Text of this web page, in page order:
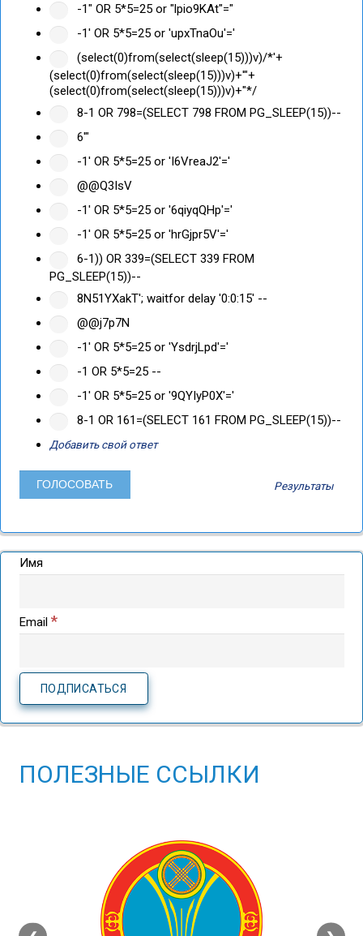
-1" OR 5*5=25 or "lpio9KAt"="
-1' OR 5*5=25 or 'upxTnaOu'='
(select(0)from(select(sleep(15)))v)/*'+
(select(0)from(select(sleep(15)))v)+'"+
(select(0)from(select(sleep(15)))v)+"*/
8-1 OR 798=(SELECT 798 FROM PG_SLEEP(15))--
6'"
-1' OR 5*5=25 or 'I6VreaJ2'='
@@Q3IsV
-1' OR 5*5=25 or '6qiyqQHp'='
-1' OR 5*5=25 or 'hrGjpr5V'='
6-1)) OR 339=(SELECT 339 FROM
PG_SLEEP(15))--
8N51YXakT'; waitfor delay '0:0:15' --
@@j7p7N
-1' OR 5*5=25 or 'YsdrjLpd'='
-1 OR 5*5=25 --
-1' OR 5*5=25 or '9QYIyP0X'='
8-1 OR 161=(SELECT 161 FROM PG_SLEEP(15))--
Добавить свой ответ
Результаты
Имя
Email *
ПОЛЕЗНЫЕ ССЫЛКИ